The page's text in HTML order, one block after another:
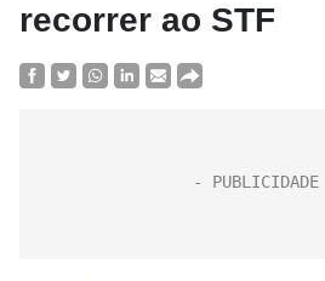
recorrer ao STF